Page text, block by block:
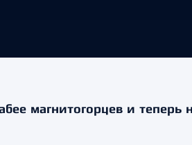
магнитогорцев и теперь